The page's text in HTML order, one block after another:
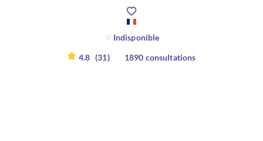
Indisponible
4.8 (31) 1890 consultations